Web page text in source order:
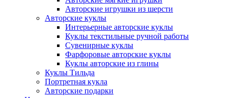
Авторские игрушки из шерсти
Авторские куклы
Интерьерные авторские куклы
Куклы текстильные ручной работы
Сувенирные куклы
Фарфоровые авторские куклы
Куклы авторские из глины
Куклы Тильда
Портретная кукла
Авторские подарки